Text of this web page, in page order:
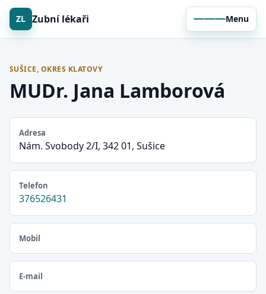
ZL Zubní lékaři Menu
SUŠICE, OKRES KLATOVY
MUDr. Jana Lamborová
Adresa
Nám. Svobody 2/I, 342 01, Sušice
Telefon
376526431
Mobil
E-mail